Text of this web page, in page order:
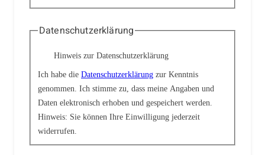
Datenschutzerklärung
Hinweis zur Datenschutzerklärung
Ich habe die Datenschutzerklärung zur Kenntnis
genommen. Ich stimme zu, dass meine Angaben und
Daten elektronisch erhoben und gespeichert werden.
Hinweis: Sie können Ihre Einwilligung jederzeit
widerrufen.